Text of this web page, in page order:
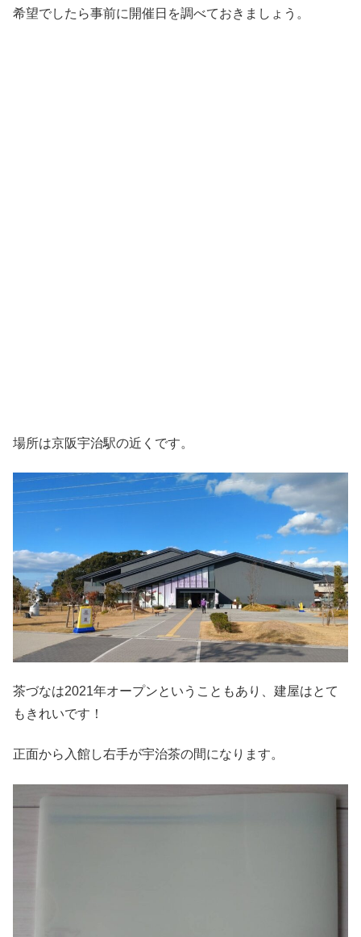
希望でしたら事前に開催日を調べておきましょう。
場所は京阪宇治駅の近くです。
茶づなは2021年オープンということもあり、建屋はとて
もきれいです！
正面から入館し右手が宇治茶の間になります。